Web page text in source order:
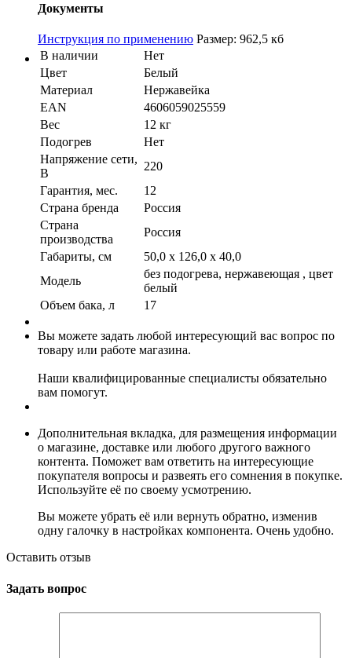
Документы
Инструкция по применению Размер: 962,5 кб
В наличии
Нет
Цвет
Белый
Материал
Нержавейка
EAN
4606059025559
Вес
12 кг
Подогрев
Нет
Напряжение сети,
В
220
Гарантия, мес.
12
Страна бренда
Россия
Страна
производства
Россия
Габариты, см
50,0 х 126,0 х 40,0
Модель
без подогрева, нержавеющая , цвет
белый
Объем бака, л
17
Вы можете задать любой интересующий вас вопрос по
товару или работе магазина.
Наши квалифицированные специалисты обязательно
вам помогут.
Дополнительная вкладка, для размещения информации
о магазине, доставке или любого другого важного
контента. Поможет вам ответить на интересующие
покупателя вопросы и развеять его сомнения в покупке.
Используйте её по своему усмотрению.
Вы можете убрать её или вернуть обратно, изменив
одну галочку в настройках компонента. Очень удобно.
Оставить отзыв
Задать вопрос